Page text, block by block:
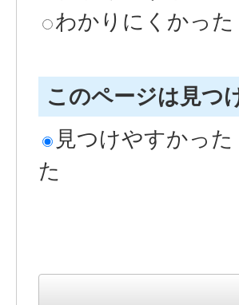
わかりにくかった
このページは見つ
見つけやすかった
た